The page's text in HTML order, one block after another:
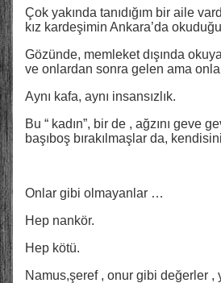
Çok yakında tanıdığım bir aile
kız kardeşimin Ankara’da
Gözünde, memleket dışında
ve onlardan sonra gelen ama
Aynı kafa, aynı insansızlık.
Bu “ kadın”, bir de , ağzını geve
başıboş bırakılmaşlar da,
Onlar gibi olmayanlar …
Hep nankör.
Hep kötü.
Namus,şeref , onur gibi değerler ,